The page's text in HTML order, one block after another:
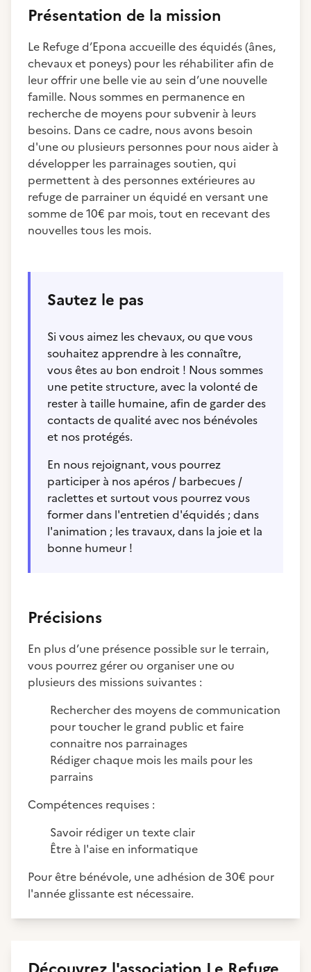
Présentation de la mission
Le Refuge d’Epona accueille des équidés (ânes,
chevaux et poneys) pour les réhabiliter afin de
leur offrir une belle vie au sein d’une nouvelle
famille. Nous sommes en permanence en
recherche de moyens pour subvenir à leurs
besoins. Dans ce cadre, nous avons besoin
d'une ou plusieurs personnes pour nous aider à
développer les parrainages soutien, qui
permettent à des personnes extérieures au
refuge de parrainer un équidé en versant une
somme de 10€ par mois, tout en recevant des
nouvelles tous les mois.
Sautez le pas
Si vous aimez les chevaux, ou que vous
souhaitez apprendre à les connaître,
vous êtes au bon endroit ! Nous sommes
une petite structure, avec la volonté de
rester à taille humaine, afin de garder des
contacts de qualité avec nos bénévoles
et nos protégés.
En nous rejoignant, vous pourrez
participer à nos apéros / barbecues /
raclettes et surtout vous pourrez vous
former dans l'entretien d'équidés ; dans
l'animation ; les travaux, dans la joie et la
bonne humeur !
Précisions
En plus d’une présence possible sur le terrain,
vous pourrez gérer ou organiser une ou
plusieurs des missions suivantes :
Rechercher des moyens de communication
pour toucher le grand public et faire
connaitre nos parrainages
Rédiger chaque mois les mails pour les
parrains
Compétences requises :
Savoir rédiger un texte clair
Être à l'aise en informatique
Pour être bénévole, une adhésion de 30€ pour
l'année glissante est nécessaire.